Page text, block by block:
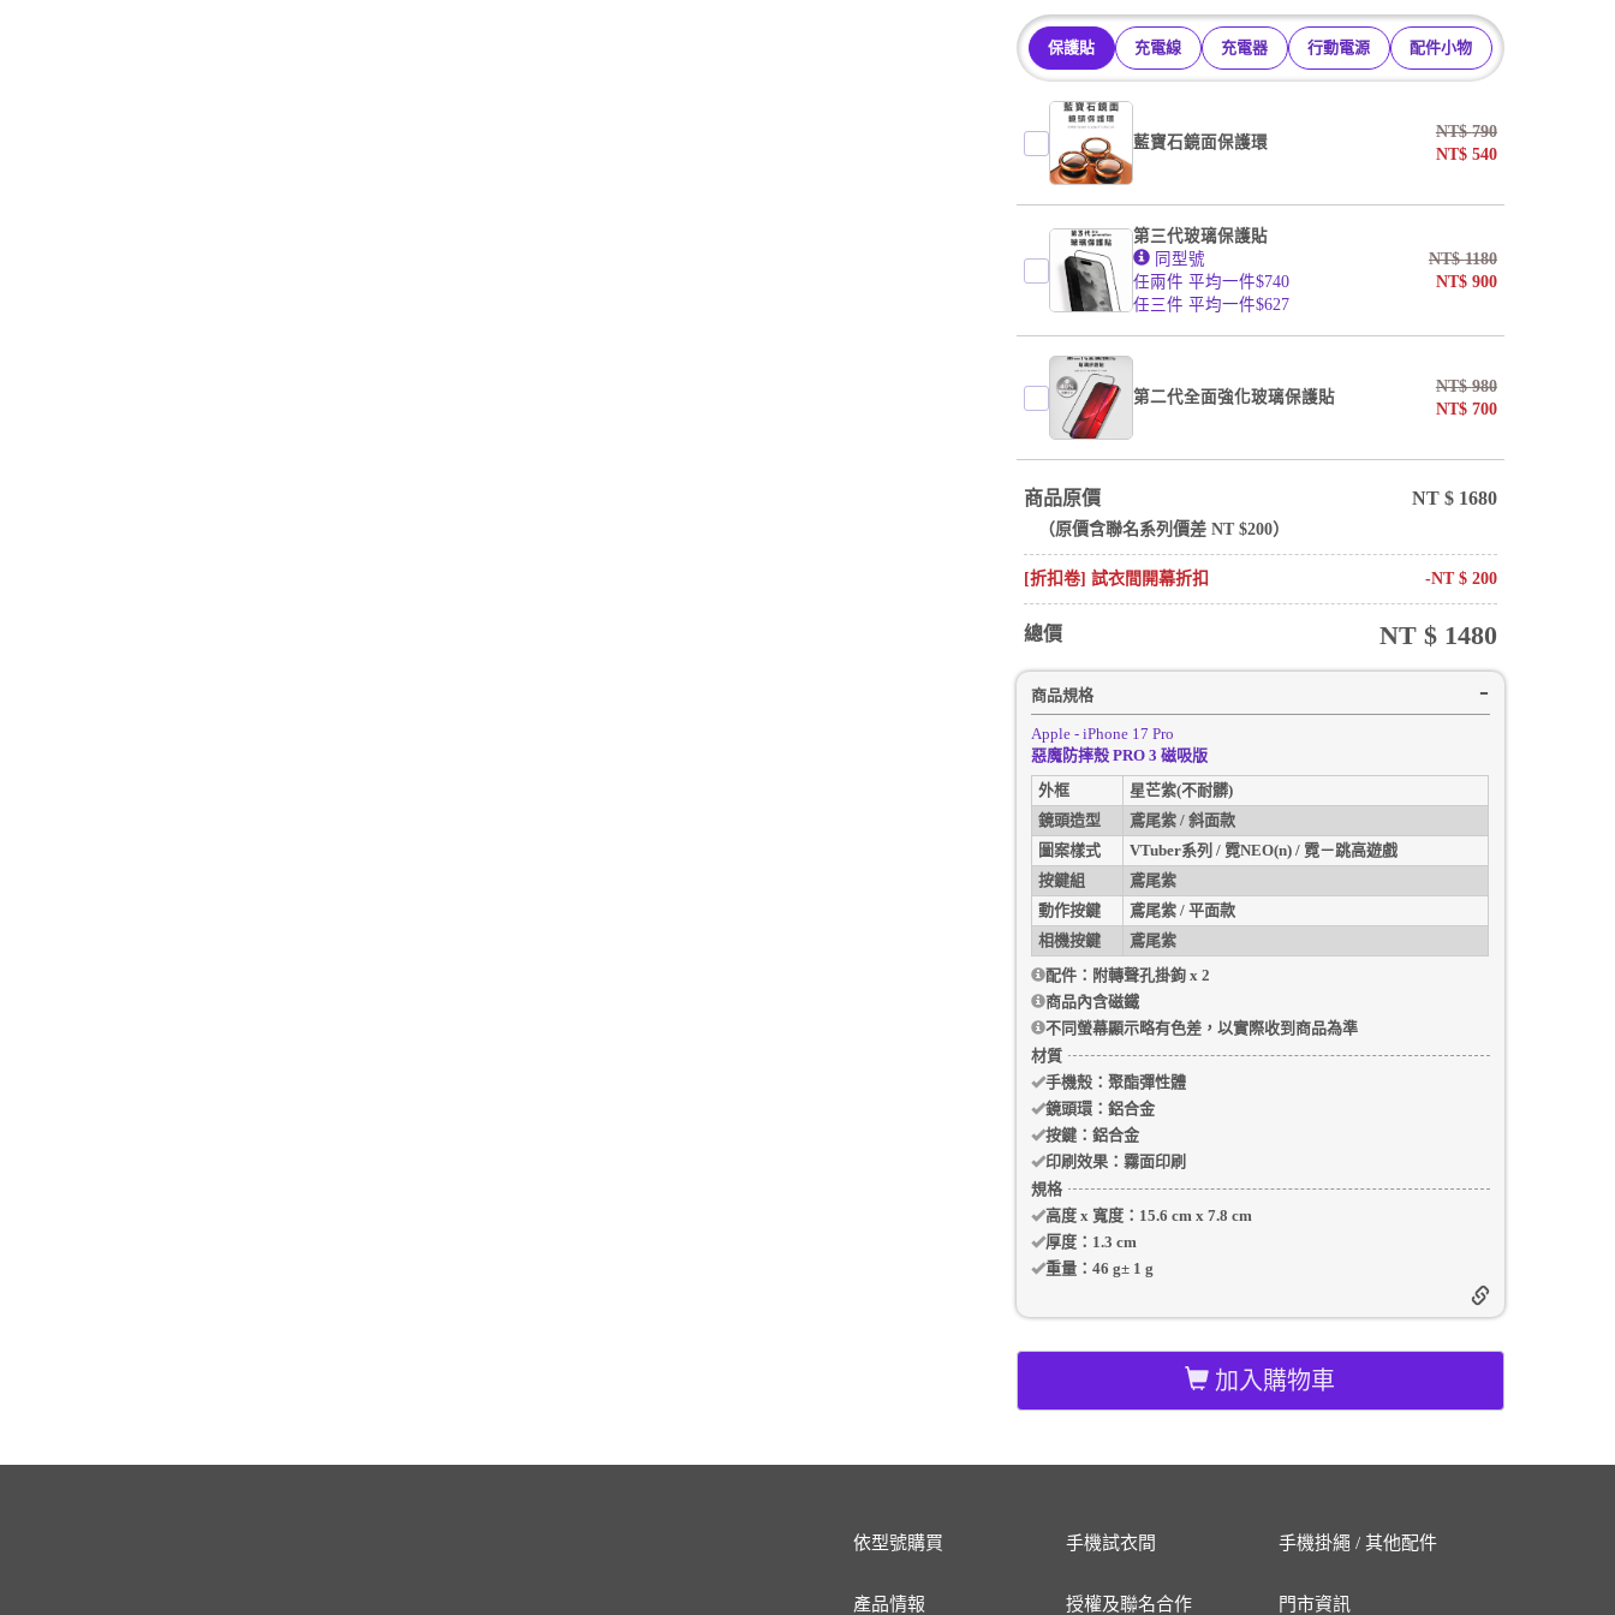
保護貼 充電線 充電器 行動電源 配件小物
藍寶石鏡面保護環
NT$790
NT$ 540
第三代玻璃保護貼
同型號
任兩件 平均一件$740
任三件 平均一件$627
NT$1180
NT$ 900
第二代全面強化玻璃保護貼
NT$980
NT$ 700
商品原價 NT $ 1680
（原價含聯名系列 價差 NT $200）
[折扣卷] 試衣間開幕折扣 -NT $ 200
總價 NT $ 1480
商品規格
Apple - iPhone 17 Pro
惡魔防摔殼 PRO 3 磁吸版
外框
星芒紫(不耐髒)
鏡頭造型
鳶尾紫 / 斜面款
圖案樣式
VTuber系列 / 霓NEO(n) / 霓－跳高遊戲
按鍵組
鳶尾紫
動作按鍵
鳶尾紫 / 平面款
相機按鍵
鳶尾紫
配件：附轉聲孔掛鉤 x 2
商品內含磁鐵
不同螢幕顯示略有色差，以實際收到商品為準
材質
手機殼：聚酯彈性體
鏡頭環： 鋁合金
按鍵： 鋁合金
印刷效果： 霧面印刷
規格
高度 x 寬度： 15.6 cm x 7.8 cm
厚度： 1.3 cm
重量： 46 g±1 g
加入購物車
依型號購買 手機試衣間 手機掛繩 / 其他配件
產品情報 授權及聯名合作 門市資訊